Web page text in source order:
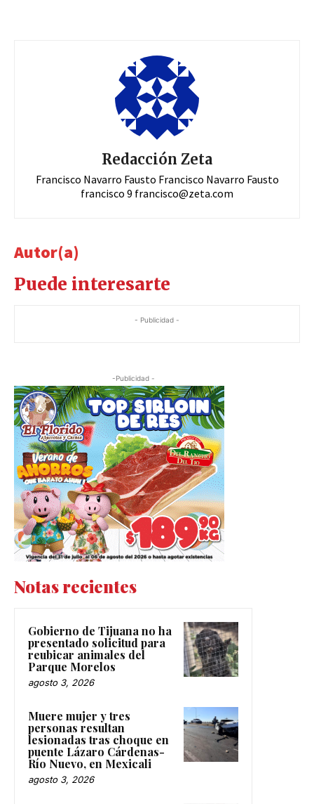
Redacción Zeta
Francisco Navarro Fausto Francisco Navarro Fausto
francisco 9 francisco@zeta.com
Autor(a)
Puede interesarte
- Publicidad -
-Publicidad -
Notas recientes
Gobierno de Tijuana no ha
presentado solicitud para
reubicar animales del
Parque Morelos
agosto 3, 2026
Muere mujer y tres
personas resultan
lesionadas tras choque en
puente Lázaro Cárdenas-
Río Nuevo, en Mexicali
agosto 3, 2026